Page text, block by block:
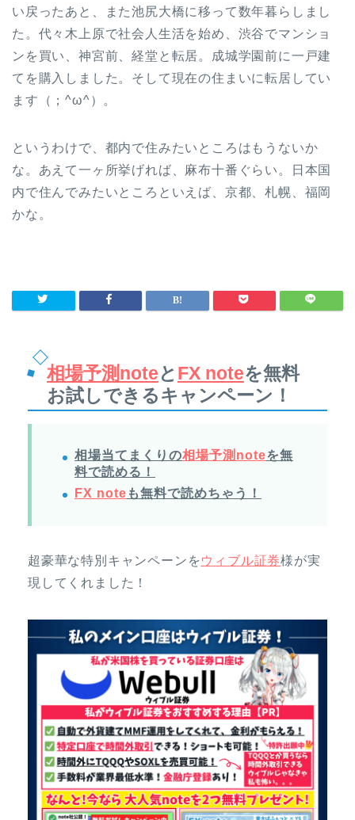
い戻ったあと、また池尻大橋に移って数年暮らしまし
た。代々木上原で社会人生活を始め、渋谷でマンショ
ンを買い、神宮前、経堂と転居。成城学園前に一戸建
てを購入しました。そして現在の住まいに転居してい
ます（；^ω^）。
というわけで、都内で住みたいところはもうないか
な。あえて一ヶ所挙げれば、麻布十番ぐらい。日本国
内で住んでみたいところといえば、京都、札幌、福岡
かな。
相場予測noteとFX noteを無料
お試しできるキャンペーン！
相場当てまくりの相場予測noteを無
料で読める！
FX note も無料で読めちゃう！
超豪華な特別キャンペーンを ウィブル証券様が実
現してくれました！